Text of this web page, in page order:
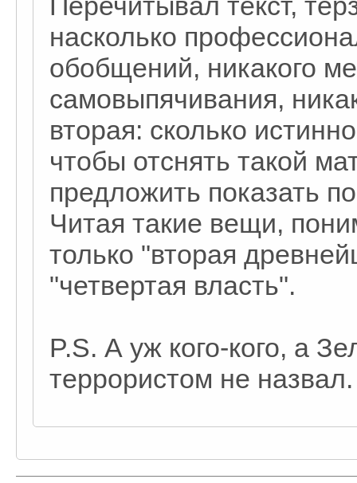
насколько
обобщений, никакого
самовыпячивания,
вторая: сколько
чтобы отснять такой
предложить показать
Читая такие вещи,
только "вторая
"четвертая власть".
P.S. А уж кого-кого, а
террористом не назвал.